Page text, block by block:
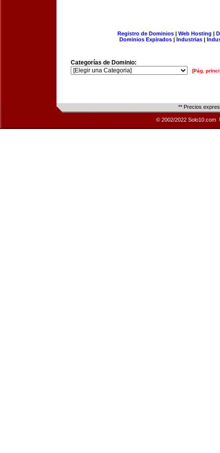
Registro de Dominios| Web Hosting |
Dominios Expirados | Industrias |
Categorías de Dominio:
[Pág.
** Precios
© 2002/2022 Solo10.com